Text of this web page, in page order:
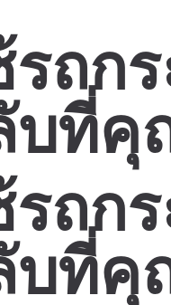
รถก
บที่คุ
รถก
บที่คุ